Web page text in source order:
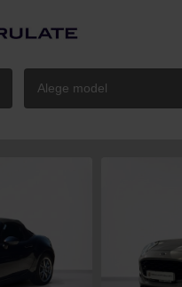
Alege model